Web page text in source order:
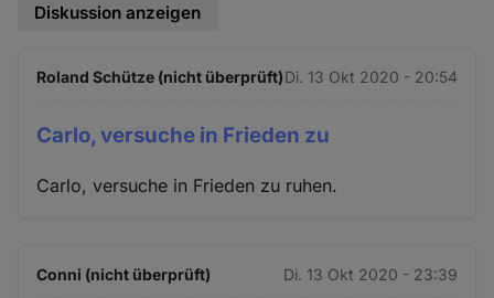
Diskussion anzeigen
Roland Schütze (nicht überprüft)Di. 13 Okt 2020 - 20:54
Carlo, versuche in Frieden zu
Carlo, versuche in Frieden zu ruhen.
Conni (nicht überprüft) Di. 13 Okt 2020 - 23:39